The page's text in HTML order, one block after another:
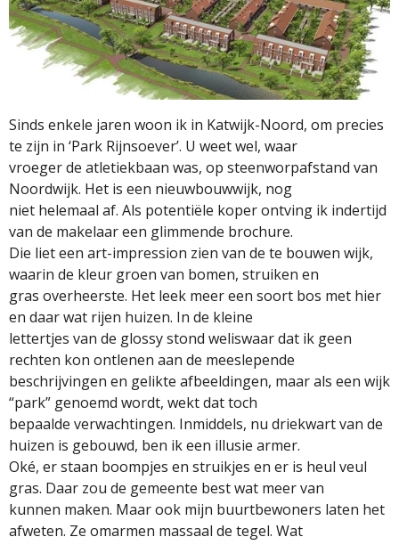
Sinds enkele jaren woon ik in Katwijk-Noord, om precies
te zijn in ‘Park Rijnsoever’. U weet wel, waar
vroeger de atletiekbaan was, op steenworpafstand van
Noordwijk. Het is een nieuwbouwwijk, nog
niet helemaal af. Als potentiële koper ontving ik indertijd
van de makelaar een glimmende brochure.
Die liet een art-impression zien van de te bouwen wijk,
waarin de kleur groen van bomen, struiken en
gras overheerste. Het leek meer een soort bos met hier
en daar wat rijen huizen. In de kleine
lettertjes van de glossy stond weliswaar dat ik geen
rechten kon ontlenen aan de meeslepende
beschrijvingen en gelikte afbeeldingen, maar als een wijk
“park” genoemd wordt, wekt dat toch
bepaalde verwachtingen. Inmiddels, nu driekwart van de
huizen is gebouwd, ben ik een illusie armer.
Oké, er staan boompjes en struikjes en er is heul veul
gras. Daar zou de gemeente best wat meer van
kunnen maken. Maar ook mijn buurtbewoners laten het
afweten. Ze omarmen massaal de tegel. Wat